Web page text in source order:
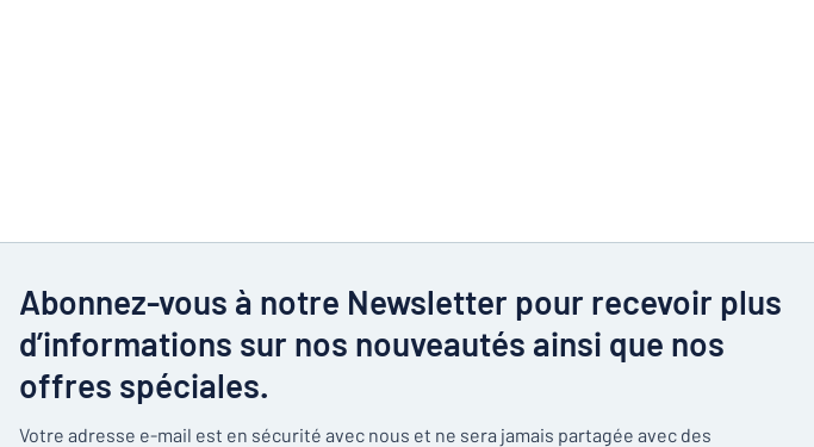
Abonnez-vous à notre Newsletter pour recevoir plus
d’informations sur nos nouveautés ainsi que nos
offres spéciales.
Votre adresse e-mail est en sécurité avec nous et ne sera jamais partagée avec des